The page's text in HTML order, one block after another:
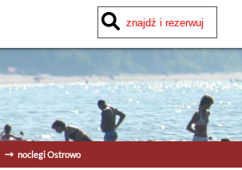
noclegi Ostrowo